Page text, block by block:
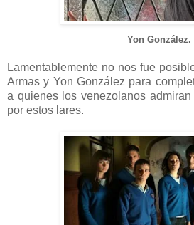
Yon González.
Lamentablemente no nos fue
Armas y Yon González para
a quienes los venezolanos
por estos lares.